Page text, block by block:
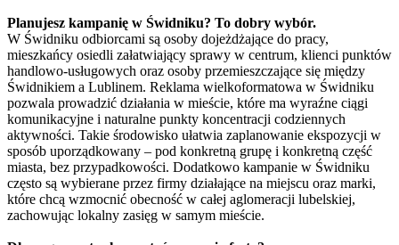
Planujesz kampanię w Świdniku? To dobry wybór.
W Świdniku odbiorcami są osoby dojeżdżające do pracy,
mieszkańcy osiedli załatwiający sprawy w centrum, klienci punktów
handlowo-usługowych oraz osoby przemieszczające się między
Świdnikiem a Lublinem. Reklama wielkoformatowa w Świdniku
pozwala prowadzić działania w mieście, które ma wyraźne ciągi
komunikacyjne i naturalne punkty koncentracji codziennych
aktywności. Takie środowisko ułatwia zaplanowanie ekspozycji w
sposób uporządkowany – pod konkretną grupę i konkretną część
miasta, bez przypadkowości. Dodatkowo kampanie w Świdniku
często są wybierane przez firmy działające na miejscu oraz marki,
które chcą wzmocnić obecność w całej aglomeracji lubelskiej,
zachowując lokalny zasięg w samym mieście.